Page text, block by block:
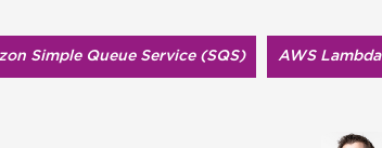
Simple Queue Service (SQS) AWS Lambda